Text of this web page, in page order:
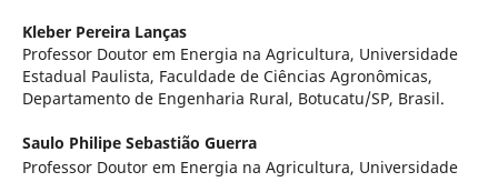
Kleber Pereira Lanças
Professor Doutor em Energia na Agricultura, Universidade
Estadual Paulista, Faculdade de Ciências Agronômicas,
Departamento de Engenharia Rural, Botucatu/SP, Brasil.
Saulo Philipe Sebastião Guerra
Professor Doutor em Energia na Agricultura, Universidade